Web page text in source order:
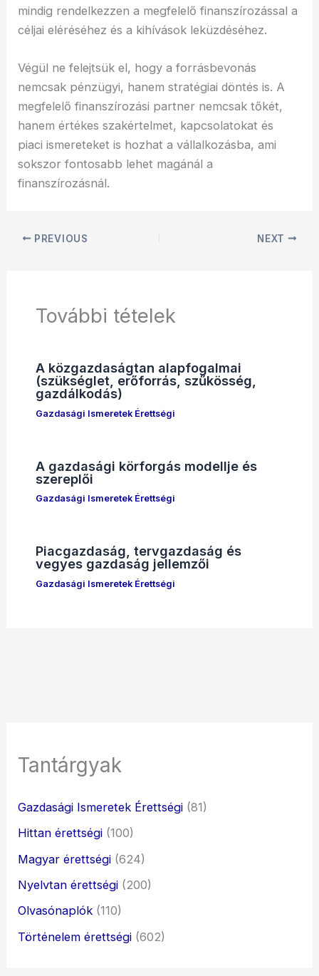
mindig rendelkezzen a megfelelő finanszírozással a
céljai eléréséhez és a kihívások leküzdéséhez.
Végül ne felejtsük el, hogy a forrásbevonás
nemcsak pénzügyi, hanem stratégiai döntés is. A
megfelelő finanszírozási partner nemcsak tőkét,
hanem értékes szakértelmet, kapcsolatokat és
piaci ismereteket is hozhat a vállalkozásba, ami
sokszor fontosabb lehet magánál a
finanszírozásnál.
PREVIOUS NEXT
További tételek
A közgazdaságtan alapfogalmai
(szükséglet, erőforrás, szűkösség,
gazdálkodás)
Gazdasági Ismeretek Érettségi
A gazdasági körforgás modellje és
szereplői
Gazdasági Ismeretek Érettségi
Piacgazdaság, tervgazdaság és
vegyes gazdaság jellemzői
Gazdasági Ismeretek Érettségi
Tantárgyak
Gazdasági Ismeretek Érettségi (81)
Hittan érettségi (100)
Magyar érettségi (624)
Nyelvtan érettségi (200)
Olvasónaplók (110)
Történelem érettségi (602)